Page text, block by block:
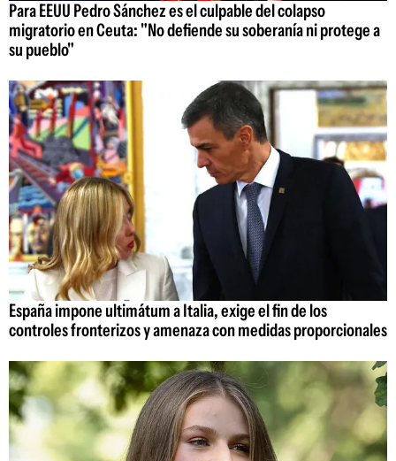
Para EEUU Pedro Sánchez es el culpable del colapso
migratorio en Ceuta: "No defiende su soberanía ni protege a
su pueblo"
España impone ultimátum a Italia, exige el fin de los
controles fronterizos y amenaza con medidas proporcionales